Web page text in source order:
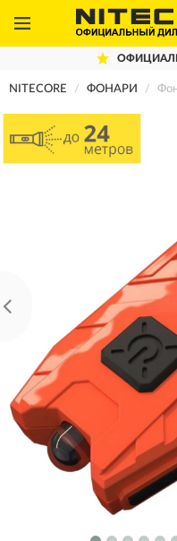
ОФИЦИАЛЬНЫЙДИЛЕР
NITECORE ФОНАРИ